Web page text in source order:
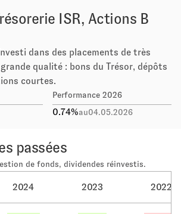
ISR, Actions B
dans des placements de très
qualité : bons du Trésor, dépôts
courtes.
Performance 2026
0.74%au04.05.2026
passées
de fonds, dividendes réinvestis.
2024 2023 2022